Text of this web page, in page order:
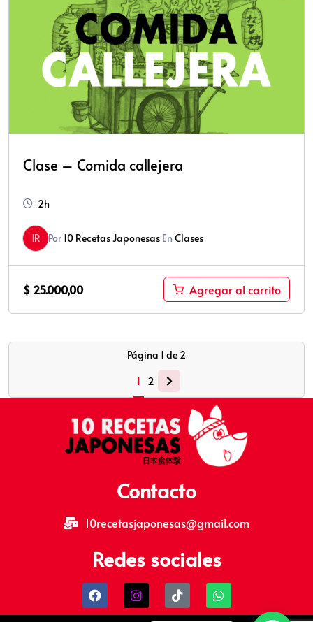
Clase – Comida callejera
2h
1R Por 10 Recetas Japonesas En Clases
$ 25.000,00 Agregar al carrito
Página 1 de 2
1 2
Contacto
10recetasjaponesas@gmail.com
Redes sociales